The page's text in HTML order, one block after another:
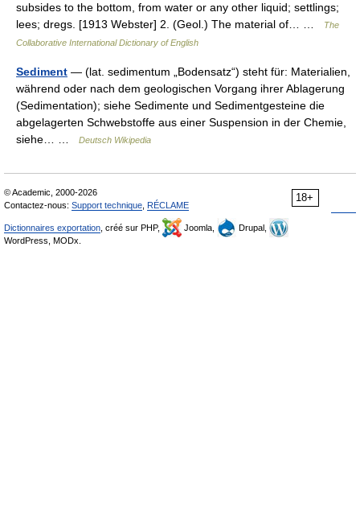
subsides to the bottom, from water or any other liquid; settlings;
lees; dregs. [1913 Webster] 2. (Geol.) The material of… …
The
Collaborative International Dictionary of English
Sediment — (lat. sedimentum „Bodensatz“) steht für: Materialien,
während oder nach dem geologischen Vorgang ihrer Ablagerung
(Sedimentation); siehe Sedimente und Sedimentgesteine die
abgelagerten Schwebstoffe aus einer Suspension in der Chemie,
siehe… …
Deutsch Wikipedia
18+
© Academic, 2000-2026
Contactez-nous: Support technique RÉCLAME
Dictionnaires exportation , créé sur PHP, Joomla,
Drupal,
WordPress, MODx.